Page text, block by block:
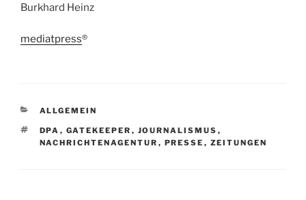
Burkhard Heinz
mediatpress®
KATEGORIEN
ALLGEMEIN
SCHLAGWÖRTER
DPA , GATEKEEPER , JOURNALISMUS ,
NACHRICHTENAGENTUR , PRESSE , ZEITUNGEN